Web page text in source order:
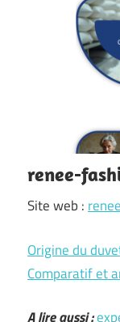
renee-
Site web :
Origine du
Comparatif et
A lire aussi :